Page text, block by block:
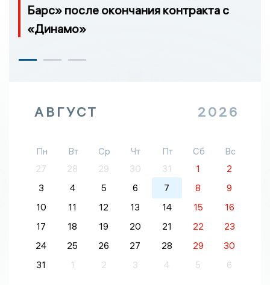
Барс» после окончания контракта с
«Динамо»
АВГУСТ 2026
Пн Вт Ср Чт Пт Сб
Вс
27
28 29 30 31 1
2
3
4 5 6 7 8
9
10
11 12 13 14 15
16
17
18 19 20 21 22
23
24
25 26 27 28 29
30
31
1 2 3 4 5 6